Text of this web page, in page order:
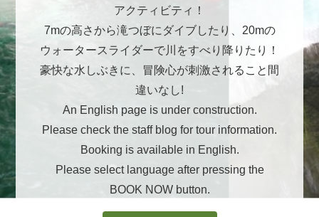
アクティビティ！
7mの高さから滝つぼにダイブしたり、20mの
ウォータースライダーで川をすべり降りたり！
豪快な水しぶきに、冒険心が刺激されること間
違いなし!
An English page is under construction.
Please check the staff blog for tour information.
Booking is available in English.
Please select language after pressing the
BOOK NOW button.